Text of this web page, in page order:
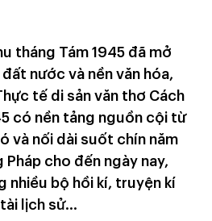
tháng Tám 1945 đã mở
nước và nền văn hóa,
tế di sản văn thơ Cách
có nền tảng nguồn cội từ
và nối dài suốt chín năm
Pháp cho đến ngày nay,
nhiều bộ hồi kí, truyện kí
lịch sử…